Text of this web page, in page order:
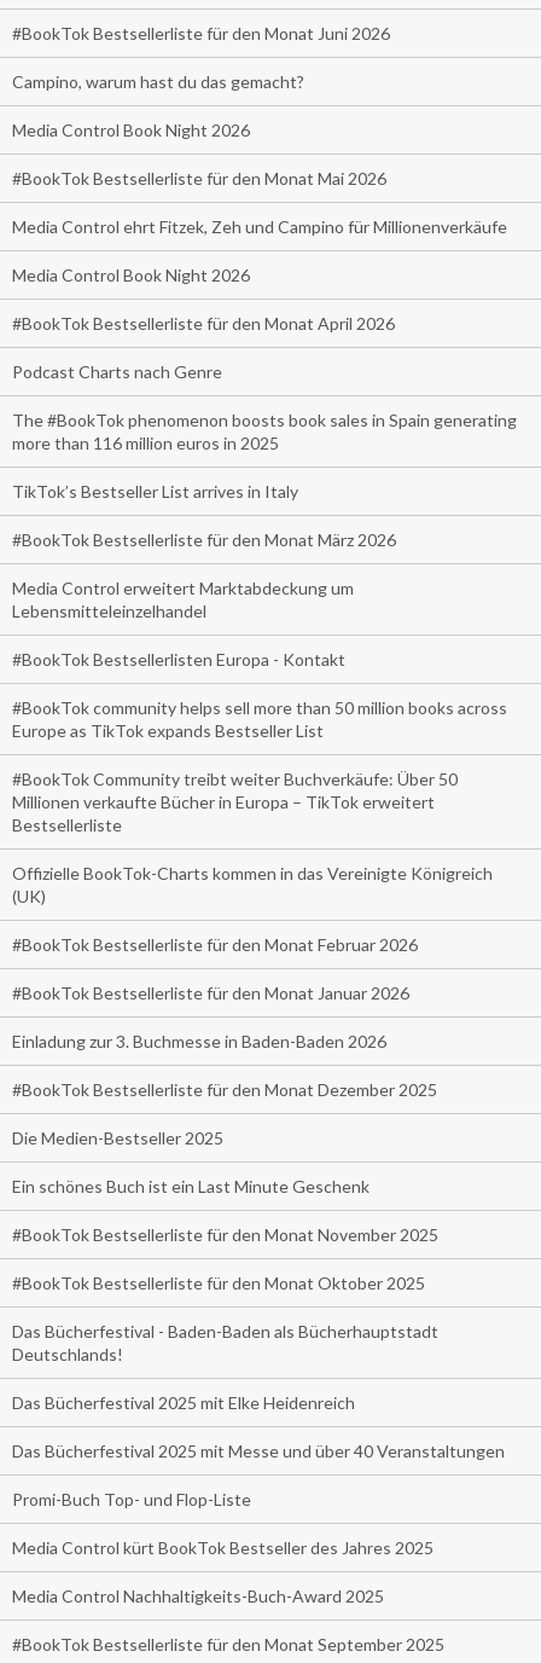
#BookTok Bestsellerliste für den Monat Juni 2026
Campino, warum hast du das gemacht?
Media Control Book Night 2026
#BookTok Bestsellerliste für den Monat Mai 2026
Media Control ehrt Fitzek, Zeh und Campino für Millionenverkäufe
Media Control Book Night 2026
#BookTok Bestsellerliste für den Monat April 2026
Podcast Charts nach Genre
The #BookTok phenomenon boosts book sales in Spain generating
more than 116 million euros in 2025
TikTok’s Bestseller List arrives in Italy
#BookTok Bestsellerliste für den Monat März 2026
Media Control erweitert Marktabdeckung um
Lebensmitteleinzelhandel
#BookTok Bestsellerlisten Europa - Kontakt
#BookTok community helps sell more than 50 million books across
Europe as TikTok expands Bestseller List
#BookTok Community treibt weiter Buchverkäufe: Über 50
Millionen verkaufte Bücher in Europa – TikTok erweitert
Bestsellerliste
Offizielle BookTok-Charts kommen in das Vereinigte Königreich
(UK)
#BookTok Bestsellerliste für den Monat Februar 2026
#BookTok Bestsellerliste für den Monat Januar 2026
Einladung zur 3. Buchmesse in Baden-Baden 2026
#BookTok Bestsellerliste für den Monat Dezember 2025
Die Medien-Bestseller 2025
Ein schönes Buch ist ein Last Minute Geschenk
#BookTok Bestsellerliste für den Monat November 2025
#BookTok Bestsellerliste für den Monat Oktober 2025
Das Bücherfestival - Baden-Baden als Bücherhauptstadt
Deutschlands!
Das Bücherfestival 2025 mit Elke Heidenreich
Das Bücherfestival 2025 mit Messe und über 40 Veranstaltungen
Promi-Buch Top- und Flop-Liste
Media Control kürt BookTok Bestseller des Jahres 2025
Media Control Nachhaltigkeits-Buch-Award 2025
#BookTok Bestsellerliste für den Monat September 2025